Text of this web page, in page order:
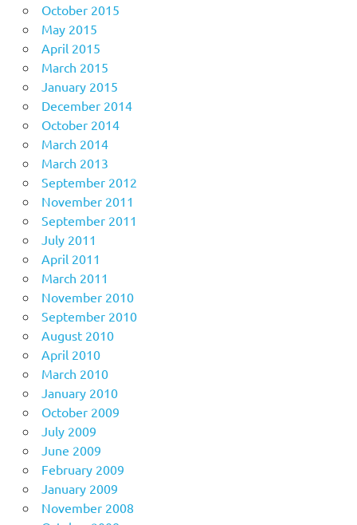
October 2015
May 2015
April 2015
March 2015
January 2015
December 2014
October 2014
March 2014
March 2013
September 2012
November 2011
September 2011
July 2011
April 2011
March 2011
November 2010
September 2010
August 2010
April 2010
March 2010
January 2010
October 2009
July 2009
June 2009
February 2009
January 2009
November 2008